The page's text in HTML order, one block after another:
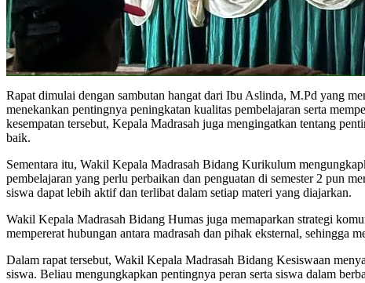
Rapat dimulai dengan sambutan hangat dari Ibu Aslinda, M.Pd yang
menekankan pentingnya peningkatan kualitas pembelajaran serta
kesempatan tersebut, Kepala Madrasah juga mengingatkan tentang
baik.
Sementara itu, Wakil Kepala Madrasah Bidang Kurikulum
pembelajaran yang perlu perbaikan dan penguatan di semester 2 pun
siswa dapat lebih aktif dan terlibat dalam setiap materi yang diajarkan.
Wakil Kepala Madrasah Bidang Humas juga memaparkan strategi
mempererat hubungan antara madrasah dan pihak eksternal, sehingga
Dalam rapat tersebut, Wakil Kepala Madrasah Bidang Kesiswaan
siswa. Beliau mengungkapkan pentingnya peran serta siswa dalam